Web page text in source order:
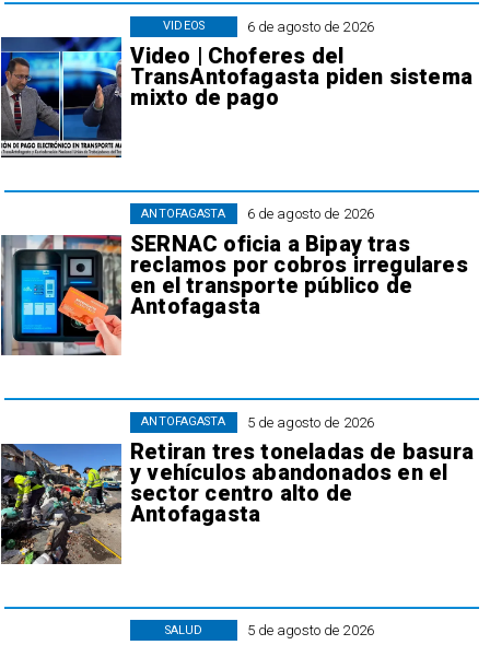
6 de agosto de 2026
Video | Choferes del
TransAntofagasta piden sistema
mixto de pago
VIDEOS
6 de agosto de 2026
SERNAC oficia a Bipay tras
reclamos por cobros irregulares
en el transporte público de
Antofagasta
ANTOFAGASTA
5 de agosto de 2026
Retiran tres toneladas de basura
y vehículos abandonados en el
sector centro alto de
Antofagasta
ANTOFAGASTA
5 de agosto de 2026
SALUD